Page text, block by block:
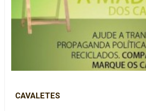
CAVALETES